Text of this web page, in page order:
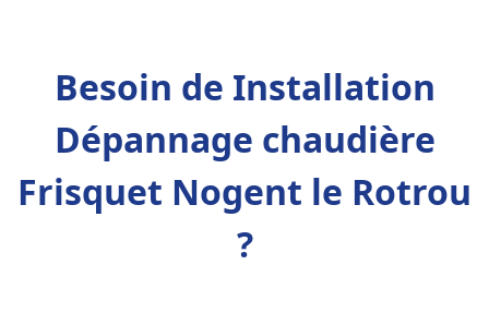
Besoin de Installation
Dépannage chaudière
Frisquet Nogent le Rotrou
?